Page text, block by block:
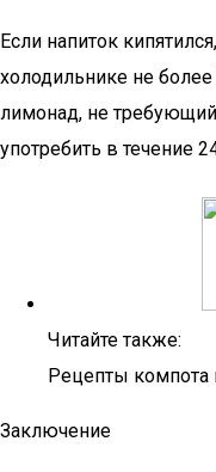
Если напиток
холодильнике не
лимонад, не требующий
употребить в течение
Читайте также:
Рецепты компота
Заключение